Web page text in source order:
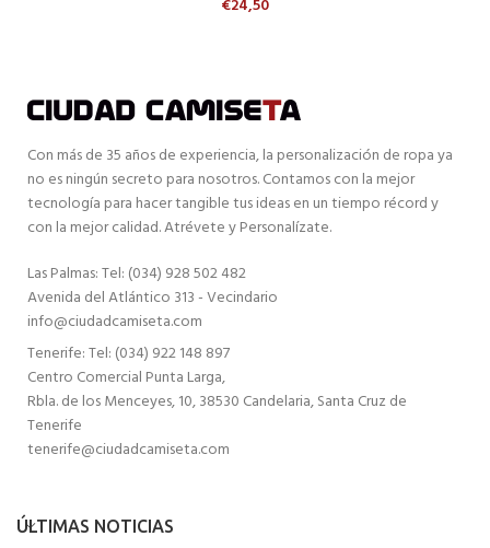
€24,50
Con más de 35 años de experiencia, la personalización de ropa ya
no es ningún secreto para nosotros. Contamos con la mejor
tecnología para hacer tangible tus ideas en un tiempo récord y
con la mejor calidad. Atrévete y Personalízate.
Las Palmas: Tel: (034) 928 502 482
Avenida del Atlántico 313 - Vecindario
info@ciudadcamiseta.com
Tenerife: Tel: (034) 922 148 897
Centro Comercial Punta Larga,
Rbla. de los Menceyes, 10, 38530 Candelaria, Santa Cruz de
Tenerife
tenerife@ciudadcamiseta.com
ÚLTIMAS NOTICIAS